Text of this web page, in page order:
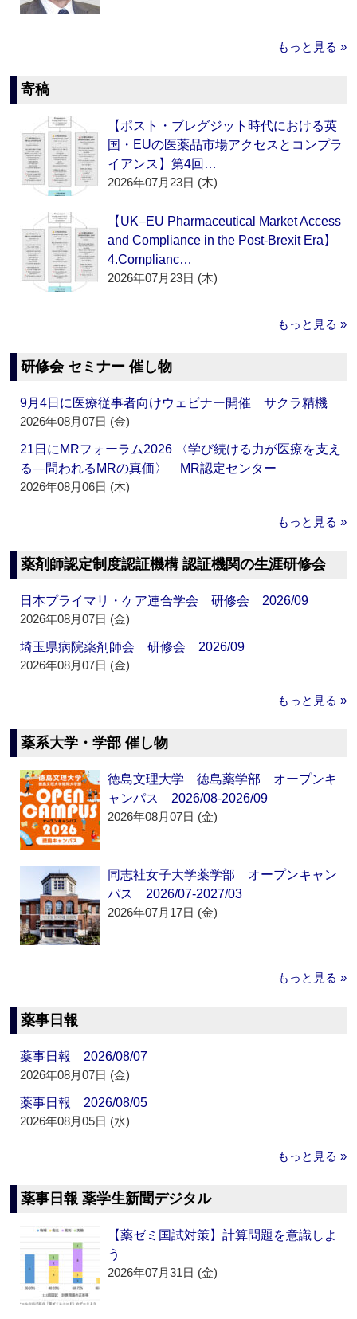
もっと見る »
寄稿
【ポスト・ブレグジット時代における英
国・EUの医薬品市場アクセスとコンプラ
イアンス】第4回…
2026年07月23日 (木)
【UK–EU Pharmaceutical Market Access
and Compliance in the Post-Brexit Era】
4.Complianc…
2026年07月23日 (木)
もっと見る »
研修会 セミナー 催し物
9月4日に医療従事者向けウェビナー開催 サクラ精機
2026年08月07日 (金)
21日にMRフォーラム2026 〈学び続ける力が医療を支え
る―問われるMRの真価〉 MR認定センター
2026年08月06日 (木)
もっと見る »
薬剤師認定制度認証機構 認証機関の生涯研修会
日本プライマリ・ケア連合学会 研修会 2026/09
2026年08月07日 (金)
埼玉県病院薬剤師会 研修会 2026/09
2026年08月07日 (金)
もっと見る »
薬系大学・学部 催し物
徳島文理大学 徳島薬学部 オープンキ
ャンパス 2026/08-2026/09
2026年08月07日 (金)
同志社女子大学薬学部 オープンキャン
パス 2026/07-2027/03
2026年07月17日 (金)
もっと見る »
薬事日報
薬事日報 2026/08/07
2026年08月07日 (金)
薬事日報 2026/08/05
2026年08月05日 (水)
もっと見る »
薬事日報 薬学生新聞デジタル
【薬ゼミ国試対策】計算問題を意識しよ
う
2026年07月31日 (金)